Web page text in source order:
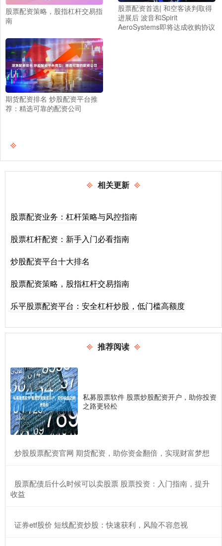
股票配资策略，股指杠杆交易指
南
股票配资首选| 和空客谈判取得
进展后 波音和Spirit
AeroSystems即将达成收购协议
期货配资排名 炒股配资平台推
荐：精选可靠的配资公司
相关更新
股票配资业务：杠杆策略与风控指南
股票杠杆配资：新手入门必看指南
炒股配资平台十大排名
股票配资策略，股指杠杆交易指南
乐平股票配资平台：安全杠杆炒股，低门槛高额度
推荐阅读
私募股票软件 股票炒股配资开户，助你投资
之路更轻松
​炒股股票配资官网 期货配资，助你资金翻倍，实现财富梦想
​股票配债后什么时候可以卖股票 股票投资：入门指南，提升
收益
​证券etf股价 短线配资炒股：快速获利，风险不容忽视